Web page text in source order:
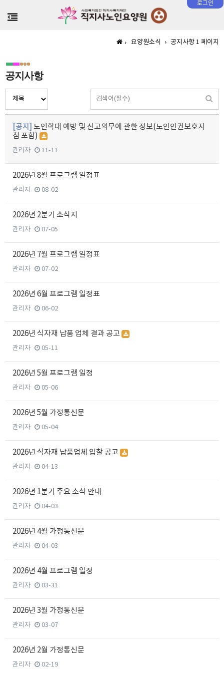
로그인
요양원소식 공지사항 1 페이지
공지사항
[공지]
노인학대 예방 및 신고의무에 관한 정보(노인인권보호지
침 포함)
관리자 11-11
2026년 8월 프로그램 일정표
관리자 08-02
2026년 2분기 소식지
관리자 07-05
2026년 7월 프로그램 일정표
관리자 07-02
2026년 6월 프로그램 일정표
관리자 06-02
2026년 식자재 납품 업체 결과 공고
관리자 05-11
2026년 5월 프로그램 일정
관리자 05-06
2026년 5월 가정통신문
관리자 05-04
2026년 식자재 납품업체 입찰 공고
관리자 04-13
2026년 1분기 주요 소식 안내
관리자 04-03
2026년 4월 가정통신문
관리자 04-03
2026년 4월 프로그램 일정
관리자 03-31
2026년 3월 가정통신문
관리자 03-07
2026년 2월 가정통신문
관리자 02-19